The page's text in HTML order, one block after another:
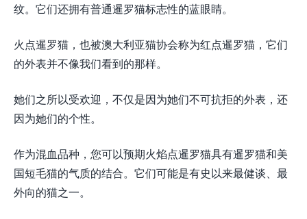
纹。它们还拥有普通暹罗猫标志性的蓝眼睛。
火点暹罗猫，也被澳大利亚猫协会称为红点暹罗猫，它们
的外表并不像我们看到的那样。
她们之所以受欢迎，不仅是因为她们不可抗拒的外表，还
因为她们的个性。
作为混血品种，您可以预期火焰点暹罗猫具有暹罗猫和美
国短毛猫的气质的结合。它们可能是有史以来最健谈、最
外向的猫之一。